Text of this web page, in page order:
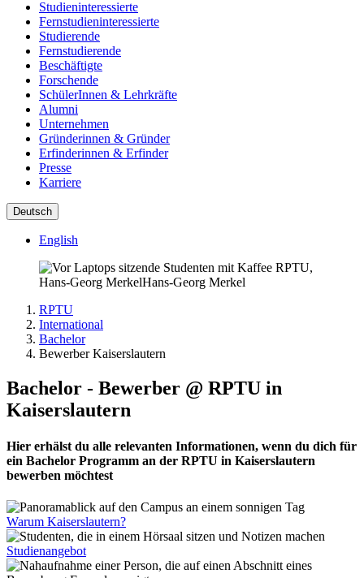
Studieninteressierte
Fernstudieninteressierte
Studierende
Fernstudierende
Beschäftigte
Forschende
SchülerInnen & Lehrkräfte
Alumni
Unternehmen
Gründerinnen & Gründer
Erfinderinnen & Erfinder
Presse
Karriere
Deutsch
English
RPTU,
Hans-Georg MerkelHans-Georg Merkel
RPTU
International
Bachelor
Bewerber Kaiserslautern
Bachelor - Bewerber @ RPTU in
Kaiserslautern
Hier erhälst du alle relevanten Informationen, wenn du dich für
ein Bachelor Programm an der RPTU in Kaiserslautern
bewerben möchtest
Warum Kaiserslautern?
Studienangebot